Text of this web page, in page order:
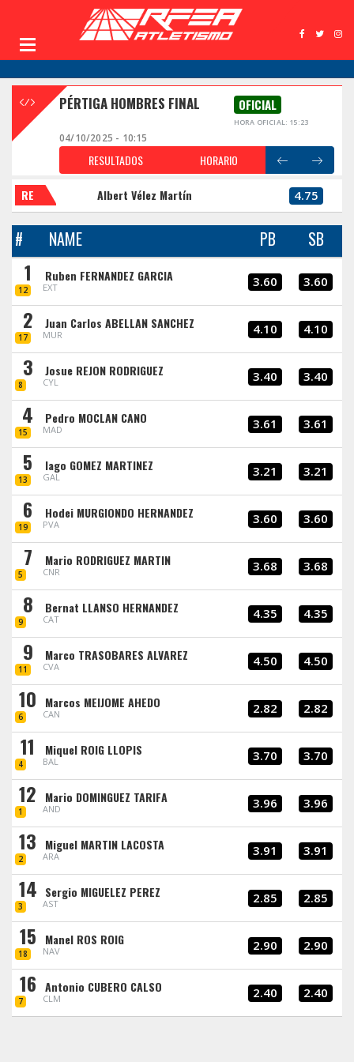
PÉRTIGA HOMBRES FINAL OFICIAL
HORA OFICIAL: 15:23
04/10/2025 - 10:15
RESULTADOS HORARIO
RE Albert Vélez Martín 4.75
# NAME PB SB
1
12
Ruben FERNANDEZ GARCIA
EXT 3.60 3.60
2
17
Juan Carlos ABELLAN SANCHEZ
MUR 4.10 4.10
3
8
Josue REJON RODRIGUEZ
CYL 3.40 3.40
4
15
Pedro MOCLAN CANO
MAD 3.61 3.61
5
13
Iago GOMEZ MARTINEZ
GAL 3.21 3.21
6
19
Hodei MURGIONDO HERNANDEZ
PVA 3.60 3.60
7
5
Mario RODRIGUEZ MARTIN
CNR 3.68 3.68
8
9
Bernat LLANSO HERNANDEZ
CAT 4.35 4.35
9
11
Marco TRASOBARES ALVAREZ
CVA 4.50 4.50
10
6
Marcos MEIJOME AHEDO
CAN 2.82 2.82
11
4
Miquel ROIG LLOPIS
BAL 3.70 3.70
12
1
Mario DOMINGUEZ TARIFA
AND 3.96 3.96
13
2
Miguel MARTIN LACOSTA
ARA 3.91 3.91
14
3
Sergio MIGUELEZ PEREZ
AST 2.85 2.85
15
18
Manel ROS ROIG
NAV 2.90 2.90
16
7
Antonio CUBERO CALSO
CLM 2.40 2.40